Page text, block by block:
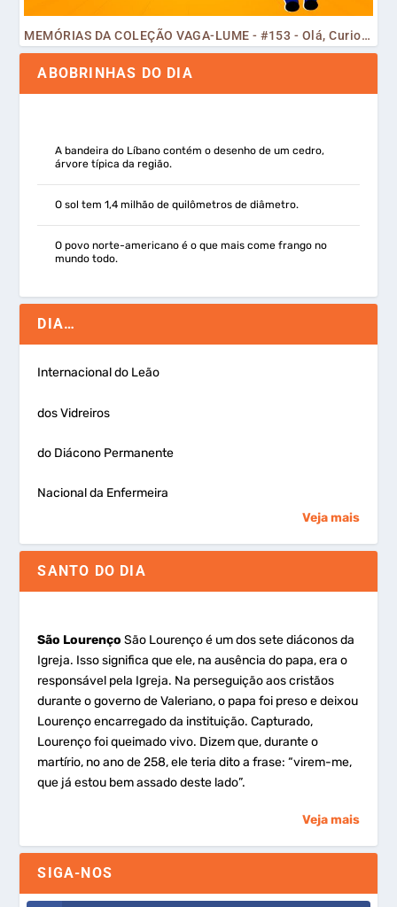
MEMÓRIAS DA COLEÇÃO VAGA-LUME - #153 - Olá, Curiosos! 2023
ABOBRINHAS DO DIA
A bandeira do Líbano contém o desenho de um cedro,
árvore típica da região.
O sol tem 1,4 milhão de quilômetros de diâmetro.
O povo norte-americano é o que mais come frango no
mundo todo.
DIA…
Internacional do Leão
dos Vidreiros
do Diácono Permanente
Nacional da Enfermeira
Veja mais
SANTO DO DIA
São Lourenço São Lourenço é um dos sete diáconos da
Igreja. Isso significa que ele, na ausência do papa, era o
responsável pela Igreja. Na perseguição aos cristãos
durante o governo de Valeriano, o papa foi preso e deixou
Lourenço encarregado da instituição. Capturado,
Lourenço foi queimado vivo. Dizem que, durante o
martírio, no ano de 258, ele teria dito a frase: “virem-me,
que já estou bem assado deste lado”.
Veja mais
SIGA-NOS